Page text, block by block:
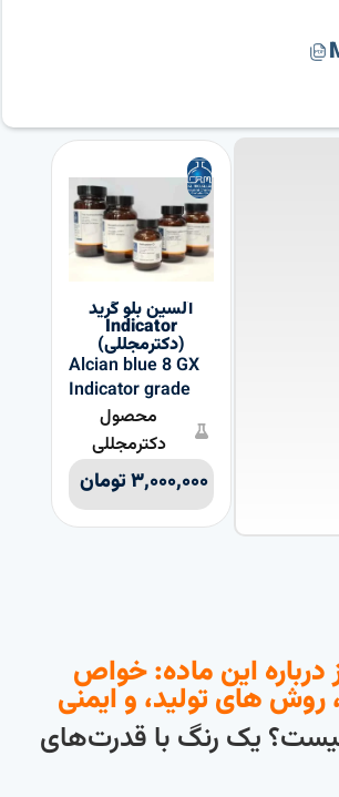
آلسین بلو گرید
Indicator
(دکترمجللی)
Alcian blue 8 GX
Indicator grade
محصول
دکترمجللی
۳,۰۰۰,۰۰۰تومان
این ماده: خواص
روش های تولید، و ایمنی
یک رنگ با قدرت‌های